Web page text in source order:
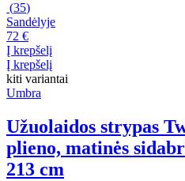
(35)
Sandėlyje
72 €
Į krepšelį
Į krepšelį
kiti variantai
Umbra
Užuolaidos strypas
plieno, matinės
213 cm